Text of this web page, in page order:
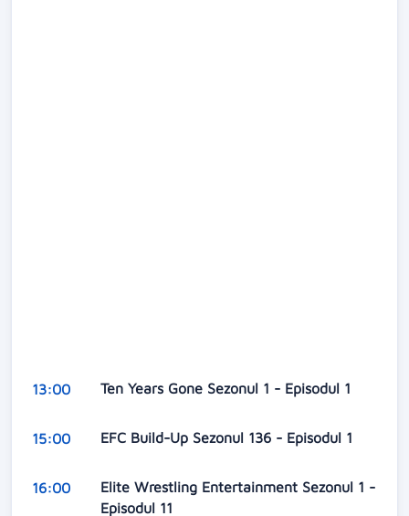
13:00 Ten Years Gone Sezonul 1 - Episodul 1
15:00 EFC Build-Up Sezonul 136 - Episodul 1
16:00
Elite Wrestling Entertainment Sezonul 1 -
Episodul 11